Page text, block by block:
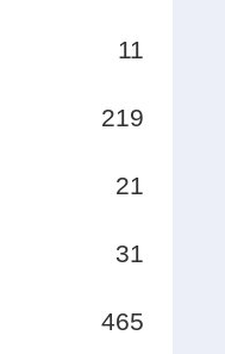
11
219
21
31
465